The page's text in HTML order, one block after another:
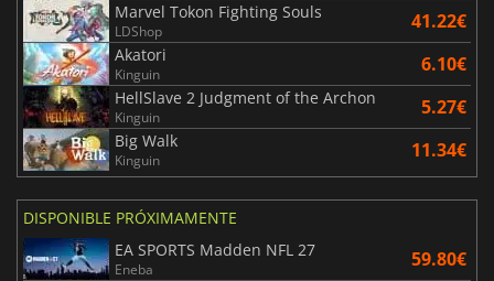
Marvel Tokon Fighting Souls
LDShop 41.22€
Akatori
Kinguin 6.10€
HellSlave 2 Judgment of the Archon
Kinguin 5.27€
Big Walk
Kinguin 11.34€
DISPONIBLE PRÓXIMAMENTE
EA SPORTS Madden NFL 27
Eneba 59.80€